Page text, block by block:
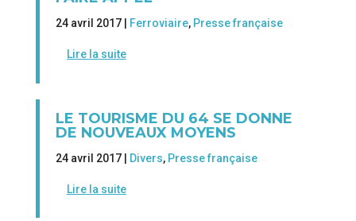
24 avril 2017 | Ferroviaire, Presse française
Lire la suite
LE TOURISME DU 64 SE DONNE
DE NOUVEAUX MOYENS
24 avril 2017 | Divers, Presse française
Lire la suite